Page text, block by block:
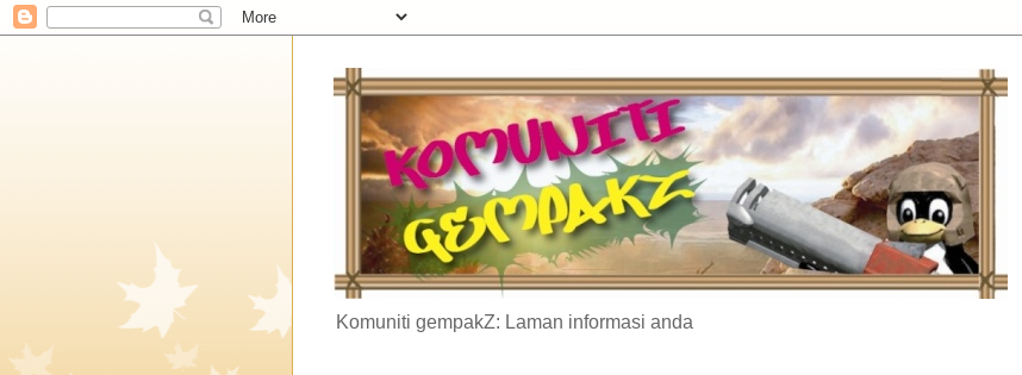
Komuniti gempakZ: Laman informasi anda